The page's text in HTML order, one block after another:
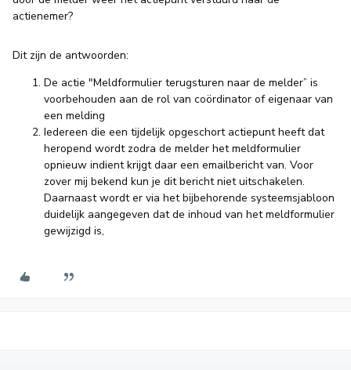
actienemer?
Dit zijn de antwoorden:
De actie "Meldformulier terugsturen naar de melder” is
voorbehouden aan de rol van coördinator of eigenaar van
een melding
Iedereen die een tijdelijk opgeschort actiepunt heeft dat
heropend wordt zodra de melder het meldformulier
opnieuw indient krijgt daar een emailbericht van. Voor
zover mij bekend kun je dit bericht niet uitschakelen.
Daarnaast wordt er via het bijbehorende systeemsjabloon
duidelijk aangegeven dat de inhoud van het meldformulier
gewijzigd is,